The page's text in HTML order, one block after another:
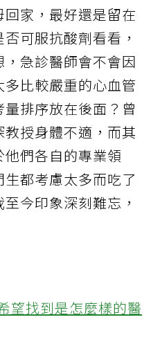
家，最好還是留在
可服抗酸劑看看，
急診醫師會不會因
比較嚴重的心血管
排序放在後面？曾
授身體不適，而其
們各自的專業領
都考慮太多而吃了
今印象深刻難忘，
望找到是怎麼樣的醫